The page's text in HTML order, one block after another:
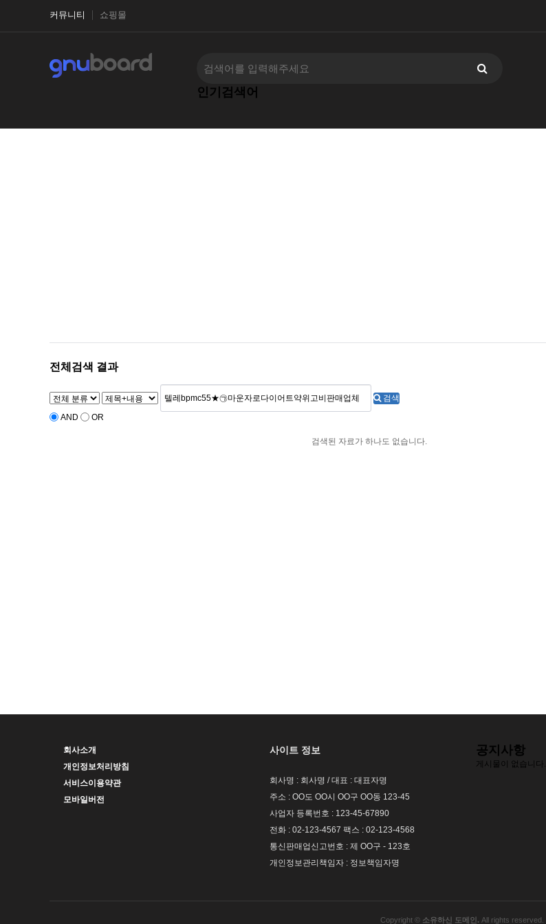
커뮤니티 쇼핑몰
인기검색어
전체검색 결과
검색
AND OR
검색된 자료가 하나도 없습니다.
회사소개
개인정보처리방침
서비스이용약관
모바일버전
사이트 정보
회사명 : 회사명 / 대표 : 대표자명
주소 : OO도 OO시 OO구 OO동 123-45
사업자 등록번호 : 123-45-67890
전화 : 02-123-4567 팩스 : 02-123-4568
통신판매업신고번호 : 제 OO구 - 123호
개인정보관리책임자 : 정보책임자명
공지사항
게시물이 없습니다.
Copyright © 소유하신 도메인. All rights reserved.